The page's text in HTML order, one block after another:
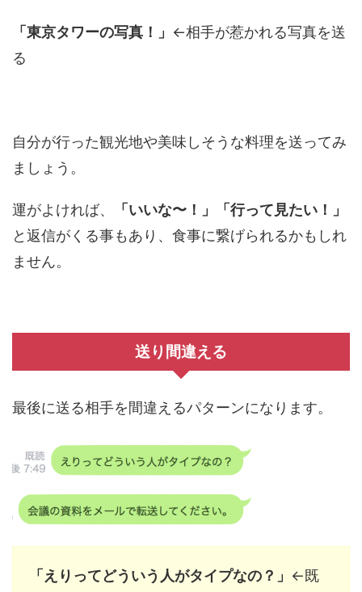
「東京タワーの写真！」 ←相手が惹かれる写真を送
る
自分が行った観光地や美味しそうな料理を送ってみ
ましょう。
運がよければ、
「いいな〜！」「行って見たい！」
と返信がくる事もあり、食事に繋げられるかもしれ
ません。
送り間違える
最後に送る相手を間違えるパターンになります。
「えりってどういう人がタイプなの？」 ←既